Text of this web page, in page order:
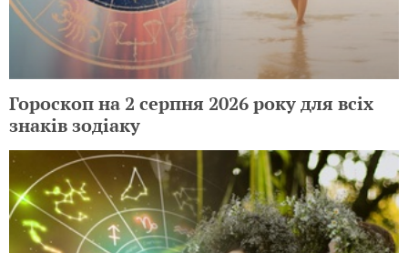
Гороскоп на 2 серпня 2026 року для всіх
знаків зодіаку